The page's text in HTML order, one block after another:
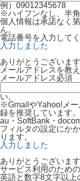
例）09012345678
※ハイフンなし、半
個人情報は承諾なく
ん。
電話番号を入力してく
入力しました
ありがとうございます
メールアドレスを教
メールアドレス必須
い。
※GmailやYahoo!メー
録を推奨しています。
au・SoftBank・
フィルタの設定にか
ります。
入力しました
ありがとうございます
サービス利用のため
英語と数字8文字以上